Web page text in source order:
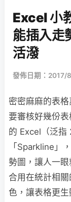
Excel 小
能插入走
活潑
發佈日期：2017/
密密麻麻的表
要審核好幾份
的 Excel（泛指
「Sparkline」
勢圖，讓人一
合用在統計相
色，讓表格更生